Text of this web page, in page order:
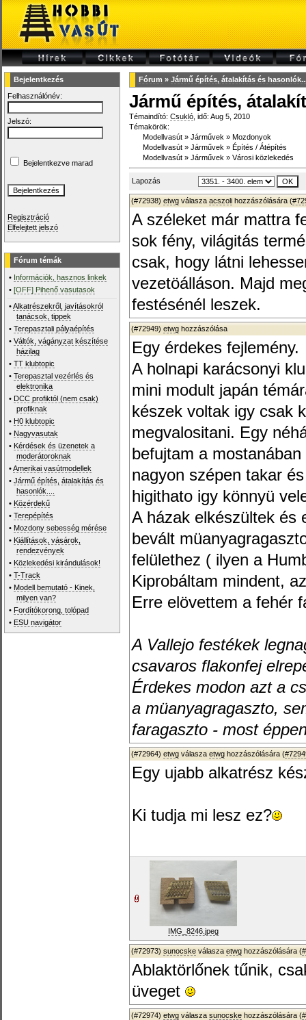
Bejelentkezés
Felhasználónév:
Jelszó:
Bejelentkezve marad
Regisztráció
Elfelejtett jelszó
Fórum témák
• Információk, hasznos linkek
•[OFF] Pihenő vasutasok
•Alkatrészekről, javításokról
tanácsok, tippek
•Terepasztali pályaépítés
•Váltók, vágányzat készítése
házilag
•TT klubtopic
•Terepasztal vezérlés és
elektronika
• DCC profiktól (nem csak)
profiknak
• H0 klubtopic
• Nagyvasutak
• Kérdések és üzenetek a
moderátoroknak
•Amerikai vasútmodellek
•Jármű építés, átalakítás és
hasonlók....
• Közérdekű
•Terepépítés
• Mozdony sebesség mérése
• Kiállítások, vásárok,
rendezvények
• Közlekedési kirándulások!
•T-Track
• Modell bemutató - Kinek,
milyen van?
• Fordítókorong, tolópad
• ESU navigátor
Fórum » Jármű építés, átalakítás és
Jármű építés,
Témaindító: Csukló , idő: Aug 5, 2010
Témakörök:
Modellvasút » Járművek » Mozdonyok
Modellvasút » Járművek » Építés / Átépítés
Modellvasút » Járművek » Városi közlekedés
Lapozás
(#72938) etwg válasza acszoli hozzászólására (
A széleket már mattra
sok fény, világitás
csak, hogy látni
vezetöálláson. Majd
festésénél leszek.
(#72949) etwg hozzászólása
Egy érdekes fejlemény.
A holnapi karácsonyi
mini modult japán
készek voltak igy csak
megvalositani. Egy
befujtam a
nagyon szépen takar
higithato igy könnyü
A házak elkészültek és
bevált
felülethez ( ilyen a
Kiprobáltam mindent,
Erre elövettem a fehér
A Vallejo festékek
csavaros flakonfej
Érdekes modon azt a
a müanyagragaszto,
faragaszto - most
(#72964) etwg válasza etwg hozzászólására (
Egy ujabb alkatrész
Ki tudja mi lesz ez?
IMG_8246.jpeg
(#72973) sunocske válasza etwg hozzászólására (
Ablaktörlőnek tűnik,
üveget
(#72974) etwg válasza sunocske hozzászólására (